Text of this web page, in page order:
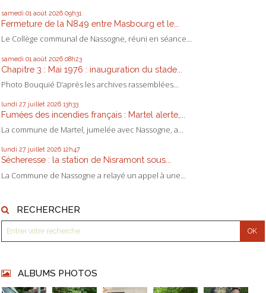
samedi 01 août 2026 09h31
Fermeture de la N849 entre Masbourg et le...
Le Collège communal de Nassogne, réuni en séance...
samedi 01 août 2026 08h23
Chapitre 3 : Mai 1976 : inauguration du stade...
Photo Bouquié D’après les archives rassemblées...
lundi 27 juillet 2026 13h33
Fumées des incendies français : Martel alerte,...
La commune de Martel, jumelée avec Nassogne, a...
lundi 27 juillet 2026 12h47
Sécheresse : la station de Nisramont sous...
La Commune de Nassogne a relayé un appel à une...
RECHERCHER
ALBUMS PHOTOS